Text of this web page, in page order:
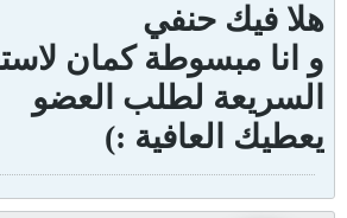
هلا فيك حنفي
و انا مبسوطة كمان
السريعة لطلب العضو
يعطيك العافية :)